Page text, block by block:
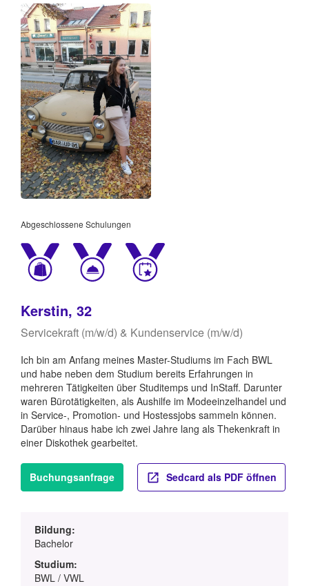
Abgeschlossene Schulungen
Kerstin, 32
Servicekraft (m/w/d) & Kundenservice (m/w/d)
Ich bin am Anfang meines Master-Studiums im Fach BWL
und habe neben dem Studium bereits Erfahrungen in
mehreren Tätigkeiten über Studitemps und InStaff. Darunter
waren Bürotätigkeiten, als Aushilfe im Modeeinzelhandel und
in Service-, Promotion- und Hostessjobs sammeln können.
Darüber hinaus habe ich zwei Jahre lang als Thekenkraft in
einer Diskothek gearbeitet.
Buchungsanfrage Sedcard als PDF öffnen
Bildung:
Bachelor
Studium:
BWL / VWL